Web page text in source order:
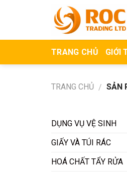
TRANG CHỦ GIỚI
TRANG CHỦ / SẢN
DỤNG VỤ VỆ SINH
GIẤY VÀ TÚI RÁC
HOÁ CHẤT TẨY RỬA